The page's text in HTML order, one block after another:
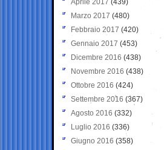
Aprile 2017 (439)
Marzo 2017 (480)
Febbraio 2017 (420)
Gennaio 2017 (453)
Dicembre 2016 (438)
Novembre 2016 (438)
Ottobre 2016 (424)
Settembre 2016 (367)
Agosto 2016 (332)
Luglio 2016 (336)
Giugno 2016 (358)